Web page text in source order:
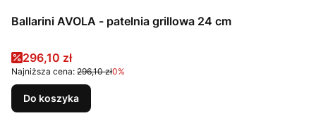
Ballarini AVOLA - patelnia grillowa 24 cm
Cena promocyjna
296,10 zł
Najniższa cena: 296,10 zł0%
Do koszyka